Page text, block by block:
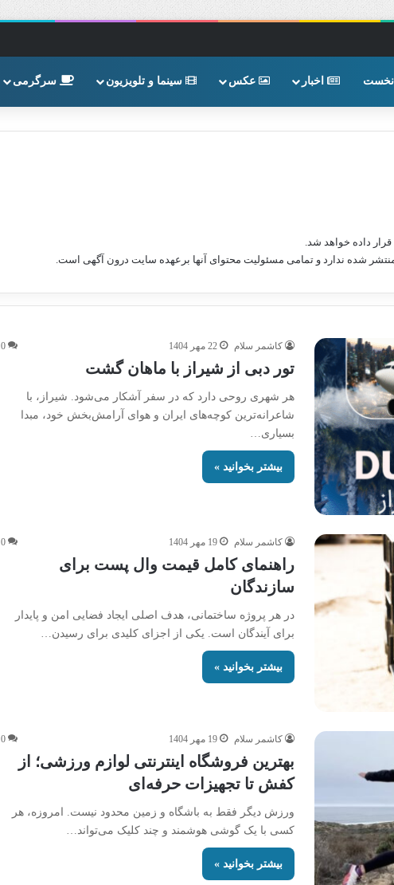
اخبار عکس سینما و تلویزیون سرگرمی
داده خواهد شد.
شده ندارد و تمامی مسئولیت محتوای آنها برعهده سایت درون آگهی است.
کاشمر سلام 22 مهر 1404 0
تور دبی از شیراز با ماهان گشت
هر شهری روحی دارد که در سفر آشکار می‌شود. شیراز، با
شاعرانه‌ترین کوچه‌های ایران و هوای آرامش‌بخش خود، مبدا
بسیاری…
بیشتر بخوانید »
کاشمر سلام 19 مهر 1404 0
راهنمای کامل قیمت وال پست برای
سازندگان
در هر پروژه ساختمانی، هدف اصلی ایجاد فضایی امن و پایدار
برای آیندگان است. یکی از اجزای کلیدی برای رسیدن…
بیشتر بخوانید »
کاشمر سلام 19 مهر 1404 0
بهترین فروشگاه اینترنتی لوازم ورزشی؛ از
کفش تا تجهیزات حرفه‌ای
ورزش دیگر فقط به باشگاه و زمین محدود نیست. امروزه، هر
کسی با یک گوشی هوشمند و چند کلیک می‌تواند…
بیشتر بخوانید »